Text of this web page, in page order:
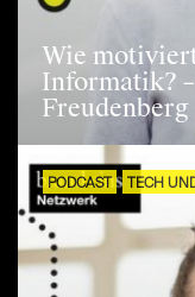
Wie
Informatik?
Freudenberg
PODCAST TECH